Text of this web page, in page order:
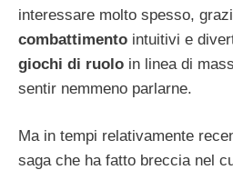
interessare molto spesso,
combattimento intuitivi e
giochi di ruolo in linea di
sentir nemmeno parlarne.
Ma in tempi relativamente
saga che ha fatto breccia nel